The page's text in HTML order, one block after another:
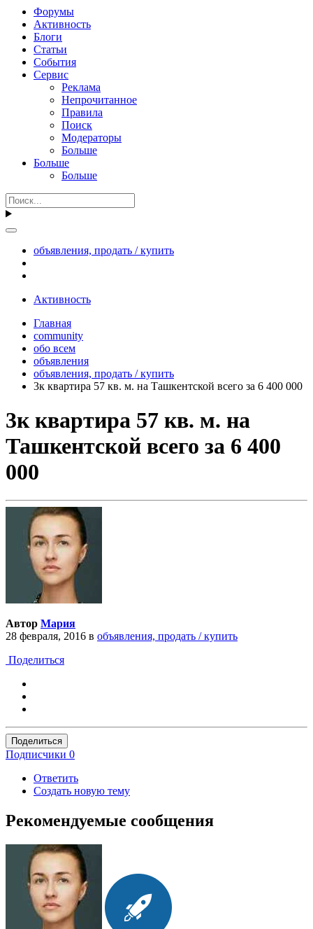
Форумы
Активность
Блоги
Статьи
События
Сервис
Реклама
Непрочитанное
Правила
Поиск
Модераторы
Больше
Больше
Больше
объявления, продать / купить
Активность
Главная
community
обо всем
объявления
объявления, продать / купить
3к квартира 57 кв. м. на Ташкентской всего за 6 400 000
3к квартира 57 кв. м. на
Ташкентской всего за 6 400
000
Автор Мария
28 февраля, 2016 в объявления, продать / купить
Поделиться
Поделиться
Подписчики 0
Ответить
Создать новую тему
Рекомендуемые сообщения